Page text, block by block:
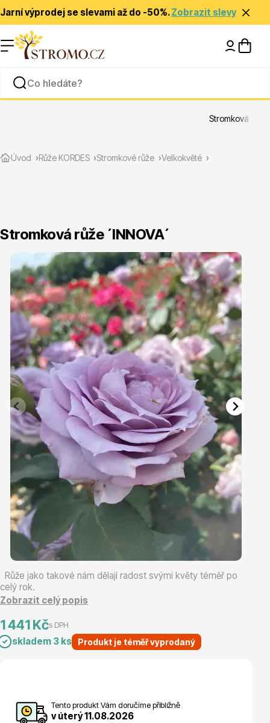
Jarní výprodej se slevami až do -50%.Zobrazit slevy
Rady a tipy
Zlevněné
Jehličnany
Vřesovištní rostliny
Vánoční stromky v květináčích a řezané
Úvod Růže KORDES Stromkové růže Velkokvěté
Stromková růže
Stromková růže ´INNOVA´
Růže jako takové nám dělají radost svými květy téměř po
celý rok.
Zobrazit celý popis
1 441 Kčs DPH
skladem 3 ks Produkt je téměř vyprodaný
Tento produkt Vám doručíme přibližně
v úterý 11.08.2026